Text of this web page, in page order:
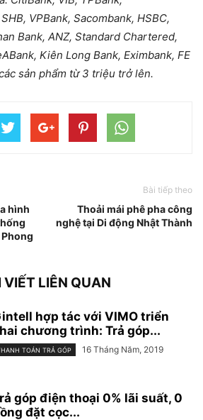
VPBank, Sacombank, HSBC,
Bank, ANZ, Standard Chartered,
Kiên Long Bank, Eximbank, FE
sản phẩm từ 3 triệu trở lên.
hình
Bài tiếp theo
Thoải mái phê pha công
nghệ tại Di động Nhật Thành
VIẾT LIÊN QUAN
hợp tác với VIMO triển
chương trình: Trả góp...
TOÁN TRẢ GÓP 16 Tháng Năm, 2019
góp điện thoại 0% lãi suất, 0
đặt cọc...